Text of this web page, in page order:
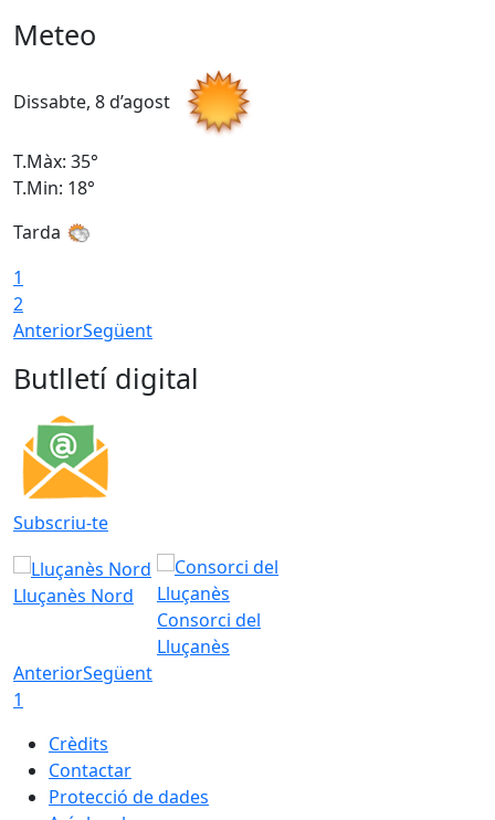
Meteo
Dissabte, 8 d’agost
T.Màx: 35°
T.Min: 18°
Tarda
1
2
AnteriorSegüent
Butlletí digital
Subscriu-te
Lluçanès Nord
Consorci del
Lluçanès
AnteriorSegüent
1
Crèdits
Contactar
Protecció de dades